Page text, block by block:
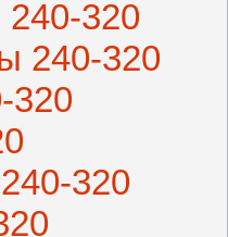
320
240-320
320
320